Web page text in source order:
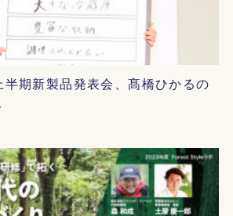
期新製品発表会、髙橋ひかるの